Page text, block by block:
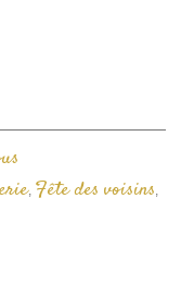
, Fête des voisins,